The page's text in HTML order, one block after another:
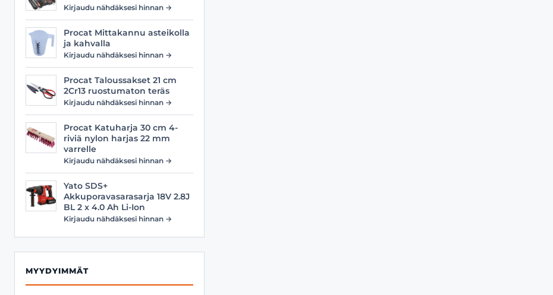
Vyöt
Kirjaudu nähdäksesi hinnan →
Procat Mittakannu asteikolla
ja kahvalla
Kirjaudu nähdäksesi hinnan →
Procat Taloussakset 21 cm
2Cr13 ruostumaton teräs
Kirjaudu nähdäksesi hinnan →
Procat Katuharja 30 cm 4-
riviä nylon harjas 22 mm
varrelle
Kirjaudu nähdäksesi hinnan →
Yato SDS+
Akkuporavasarasarja 18V 2.8J
BL 2 x 4.0 Ah Li-Ion
Kirjaudu nähdäksesi hinnan →
MYYDYIMMÄT